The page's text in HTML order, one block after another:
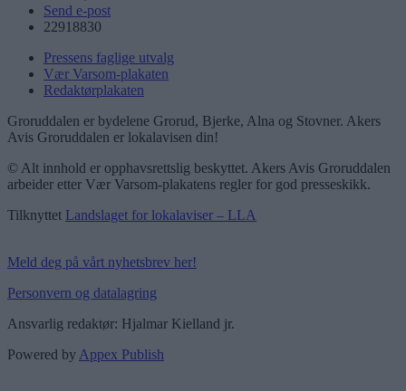
Send e-post
22918830
Pressens faglige utvalg
Vær Varsom-plakaten
Redaktørplakaten
Groruddalen er bydelene Grorud, Bjerke, Alna og Stovner. Akers
Avis Groruddalen er lokalavisen din!
© Alt innhold er opphavsrettslig beskyttet. Akers Avis Groruddalen
arbeider etter Vær Varsom-plakatens regler for god presseskikk.
Tilknyttet Landslaget for lokalaviser – LLA
Meld deg på vårt nyhetsbrev her!
Personvern og datalagring
Ansvarlig redaktør: Hjalmar Kielland jr.
Powered by Appex Publish